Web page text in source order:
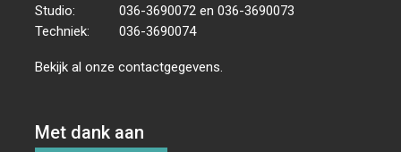
Studio:
036-3690072 en 036-3690073
Techniek:
036-3690074
Bekijk al onzecontactgegevens
Met dank aan